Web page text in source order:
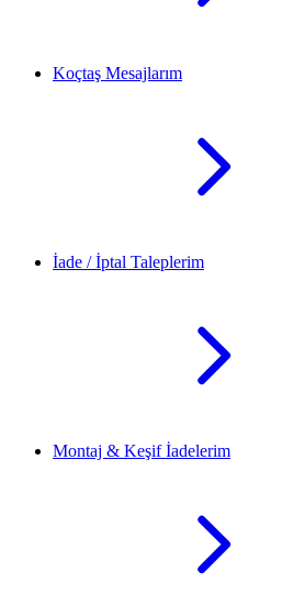
Koçtaş Mesajlarım
İade / İptal Taleplerim
Montaj & Keşif İadelerim